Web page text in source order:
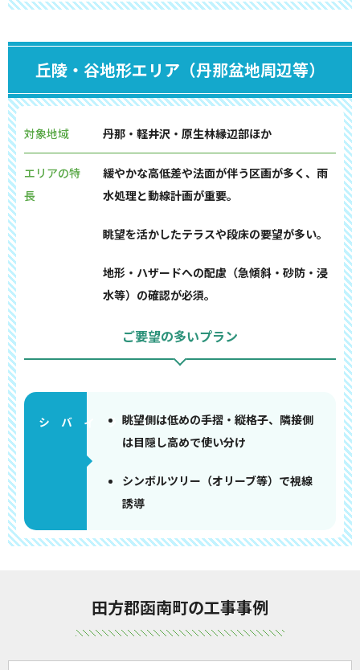
丘陵・谷地形エリア（丹那盆地周辺等）
対象地域 丹那・軽井沢・原生林縁辺部ほか
エリアの特
長
緩やかな高低差や法面が伴う区画が多く、雨
水処理と動線計画が重要。
眺望を活かしたテラスや段床の要望が多い。
地形・ハザードへの配慮（急傾斜・砂防・浸
水等）の確認が必須。
ご要望の多いプラン
眺望側は低めの手摺・縦格子、隣接側
は目隠し高めで使い分け
シンボルツリー（オリーブ等）で視線
誘導
田方郡函南町の工事事例